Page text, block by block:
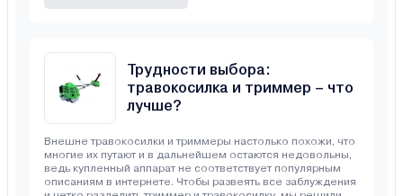
Трудности выбора:
травокосилка и триммер – что
лучше?
Внешне травокосилки и триммеры настолько похожи, что
многие их путают и в дальнейшем остаются недовольны,
ведь купленный аппарат не соответствует популярным
описаниям в интернете. Чтобы развеять все заблуждения